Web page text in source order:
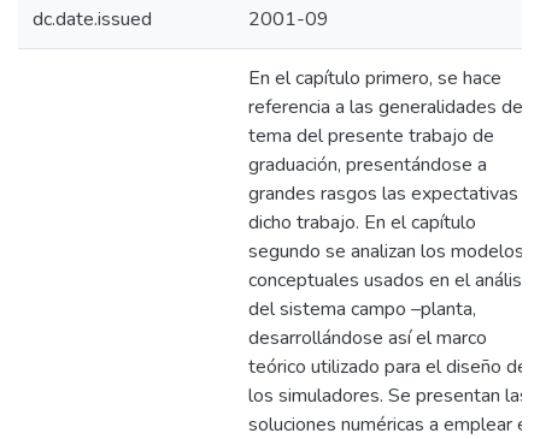
dc.date.issued 2001-09
En el capítulo primero, se hace
referencia a las generalidades del
tema del presente trabajo de
graduación, presentándose a
grandes rasgos las expectativas
dicho trabajo. En el capítulo
segundo se analizan los modelos
conceptuales usados en el análisis
del sistema campo –planta,
desarrollándose así el marco
teórico utilizado para el diseño de
los simuladores. Se presentan las
soluciones numéricas a emplear en